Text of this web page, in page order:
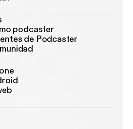
podcaster
de Podcaster